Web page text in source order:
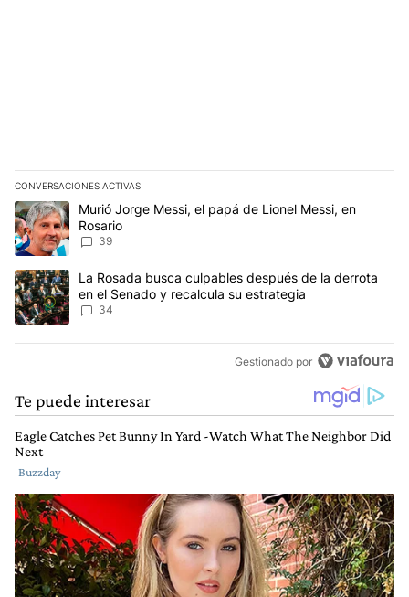
CONVERSACIONES ACTIVAS
Este listado muestra los artículos con más comentarios en los
Un artículo de tendencia con el título "Murió Jorge Messi, el
Murió Jorge Messi, el papá de Lionel Messi, en
Rosario
39
Un artículo de tendencia con el título "La Rosada busca
La Rosada busca culpables después de la derrota
en el Senado y recalcula su estrategia
34
Gestionado por